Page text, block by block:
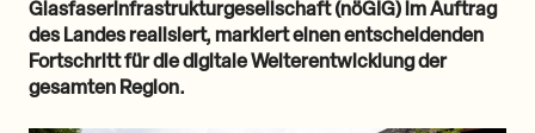
Glasfaserinfrastrukturgesellschaft (nöGIG) im Auftrag
des Landes realisiert, markiert einen entscheidenden
Fortschritt für die digitale Weiterentwicklung der
gesamten Region.